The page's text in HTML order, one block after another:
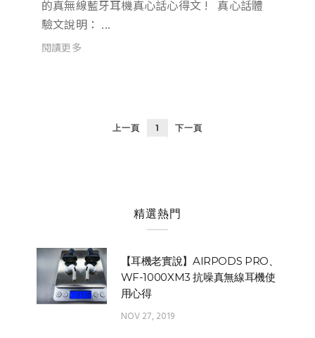
的真無線藍牙耳機真心話心得文 ! 真心話體
驗文說明： ...
閱讀更多
上一頁 1 下一頁
精選熱門
【耳機老實說】AIRPODS PRO、
WF-1000XM3 抗噪真無線耳機使
用心得
NOV 27, 2019